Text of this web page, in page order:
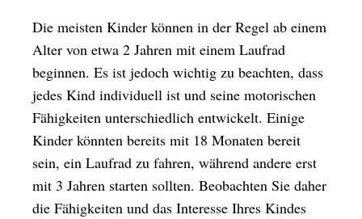
Die meisten Kinder können in der Regel ab einem
Alter von etwa 2 Jahren mit einem Laufrad
beginnen. Es ist jedoch wichtig zu beachten, dass
jedes Kind individuell ist und seine motorischen
Fähigkeiten unterschiedlich entwickelt. Einige
Kinder könnten bereits mit 18 Monaten bereit
sein, ein Laufrad zu fahren, während andere erst
mit 3 Jahren starten sollten. Beobachten Sie daher
die Fähigkeiten und das Interesse Ihres Kindes